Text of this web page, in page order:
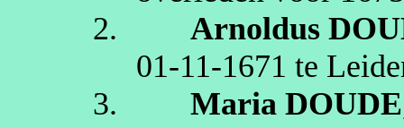
2.
Arnoldus
01‑11‑1671 te
3.
Maria DOUDE